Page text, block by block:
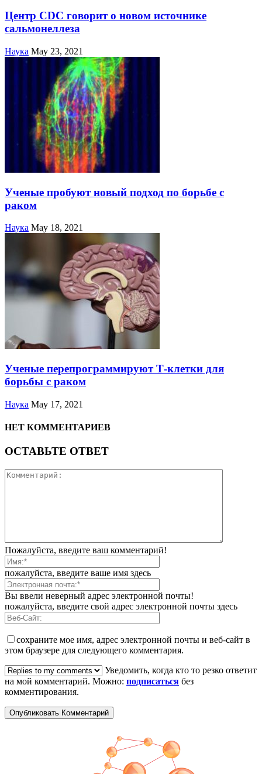
Центр CDC говорит о новом источнике
сальмонеллеза
Наука May 23, 2021
Ученые пробуют новый подход по борьбе с
раком
Наука May 18, 2021
Ученые перепрограммируют Т-клетки для
борьбы с раком
Наука May 17, 2021
НЕТ КОММЕНТАРИЕВ
ОСТАВЬТЕ ОТВЕТ
Пожалуйста, введите ваш комментарий!
пожалуйста, введите ваше имя здесь
Вы ввели неверный адрес электронной почты!
пожалуйста, введите свой адрес электронной почты здесь
сохраните мое имя, адрес электронной почты и веб-сайт в
этом браузере для следующего комментария.
Уведомить, когда кто то резко ответит
на мой комментарий. Можно: подписаться без
комментирования.